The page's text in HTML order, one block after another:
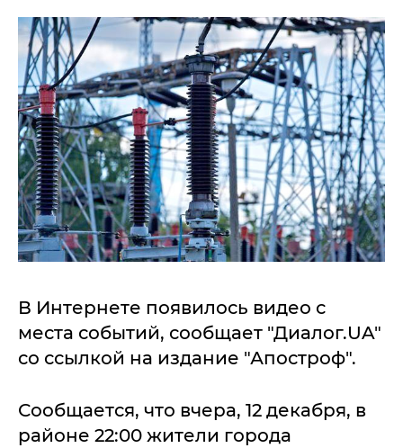
В Интернете появилось видео с
места событий, сообщает "Диалог.UA"
со ссылкой на издание "Апостроф".
Сообщается, что вчера, 12 декабря, в
районе 22:00 жители города